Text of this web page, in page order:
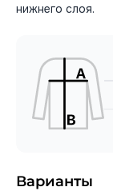
нижнего слоя.
Варианты